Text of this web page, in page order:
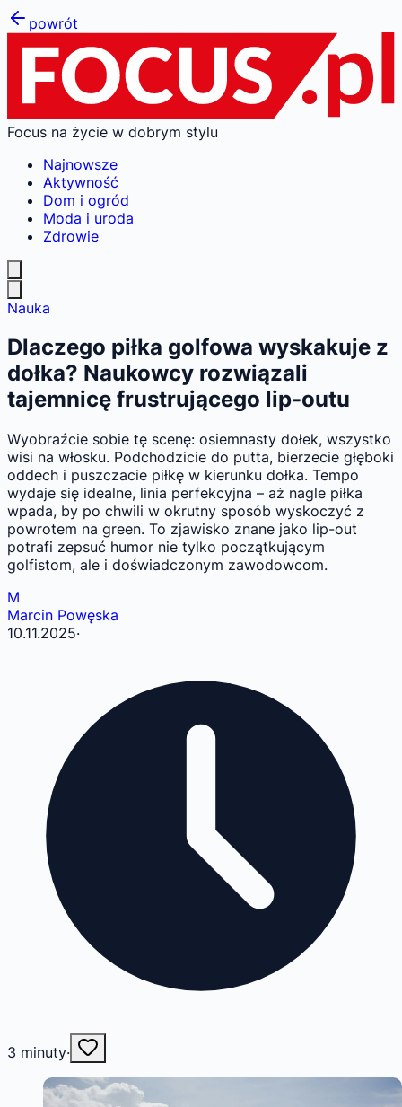
powrót
Focus na życie w dobrym stylu
Najnowsze
Aktywność
Dom i ogród
Moda i uroda
Zdrowie
Nauka
Dlaczego piłka golfowa wyskakuje z
dołka? Naukowcy rozwiązali
tajemnicę frustrującego lip-outu
Wyobraźcie sobie tę scenę: osiemnasty dołek, wszystko
wisi na włosku. Podchodzicie do putta, bierzecie głęboki
oddech i puszczacie piłkę w kierunku dołka. Tempo
wydaje się idealne, linia perfekcyjna – aż nagle piłka
wpada, by po chwili w okrutny sposób wyskoczyć z
powrotem na green. To zjawisko znane jako lip-out
potrafi zepsuć humor nie tylko początkującym
golfistom, ale i doświadczonym zawodowcom.
M
Marcin Powęska
10.11.2025·
3 minuty·